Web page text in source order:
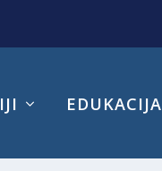
EDUKACIJA